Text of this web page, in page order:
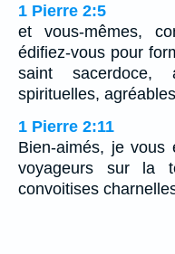
1 Pierre 2:5
et vous-mêmes,
édifiez-vous pour
saint sacerdoce,
spirituelles,
1 Pierre 2:11
Bien-aimés, je vous
voyageurs sur la
convoitises